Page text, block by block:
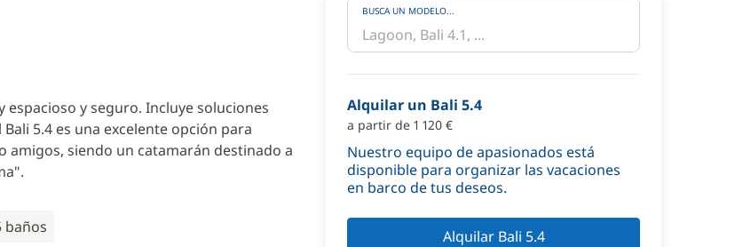
espacioso y seguro. Incluye soluciones
5.4 es una excelente opción para
amigos, siendo un catamarán destinado a
baños
BUSCA UN MODELO...
Alquilar un Bali 5.4
a partir de 1 120 €
Nuestro equipo de apasionados está
disponible para organizar las vacaciones
en barco de tus deseos.
Alquilar Bali 5.4